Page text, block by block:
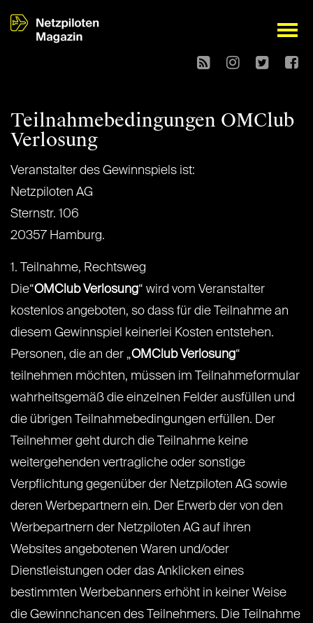
open
Teilnahmebedingungen OMClub
Verlosung
Veranstalter des Gewinnspiels ist:
Netzpiloten AG
Sternstr. 106
20357 Hamburg.
1. Teilnahme, Rechtsweg
Die“OMClub Verlosung“ wird vom Veranstalter
kostenlos angeboten, so dass für die Teilnahme an
diesem Gewinnspiel keinerlei Kosten entstehen.
Personen, die an der „OMClub Verlosung“
teilnehmen möchten, müssen im Teilnahmeformular
wahrheitsgemäß die einzelnen Felder ausfüllen und
die übrigen Teilnahmebedingungen erfüllen. Der
Teilnehmer geht durch die Teilnahme keine
weitergehenden vertragliche oder sonstige
Verpflichtung gegenüber der Netzpiloten AG sowie
deren Werbepartnern ein. Der Erwerb der von den
Werbepartnern der Netzpiloten AG auf ihren
Websites angebotenen Waren und/oder
Dienstleistungen oder das Anklicken eines
bestimmten Werbebanners erhöht in keiner Weise
die Gewinnchancen des Teilnehmers. Die Teilnahme